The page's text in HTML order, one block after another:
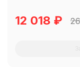
12 018 ₽